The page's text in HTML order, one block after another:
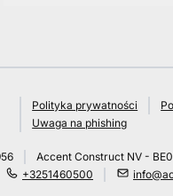
Polityka prywatności
Uwaga na phishing
Accent Construct NV -
+3251460500